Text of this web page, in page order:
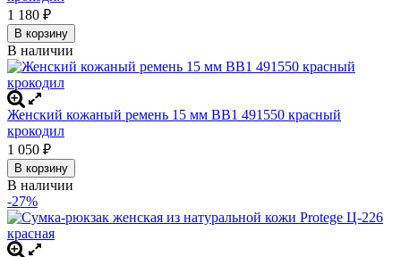
1 180 ₽
В корзину
В наличии
Женский кожаный ремень 15 мм BB1 491550 красный
крокодил
1 050 ₽
В корзину
В наличии
-27%